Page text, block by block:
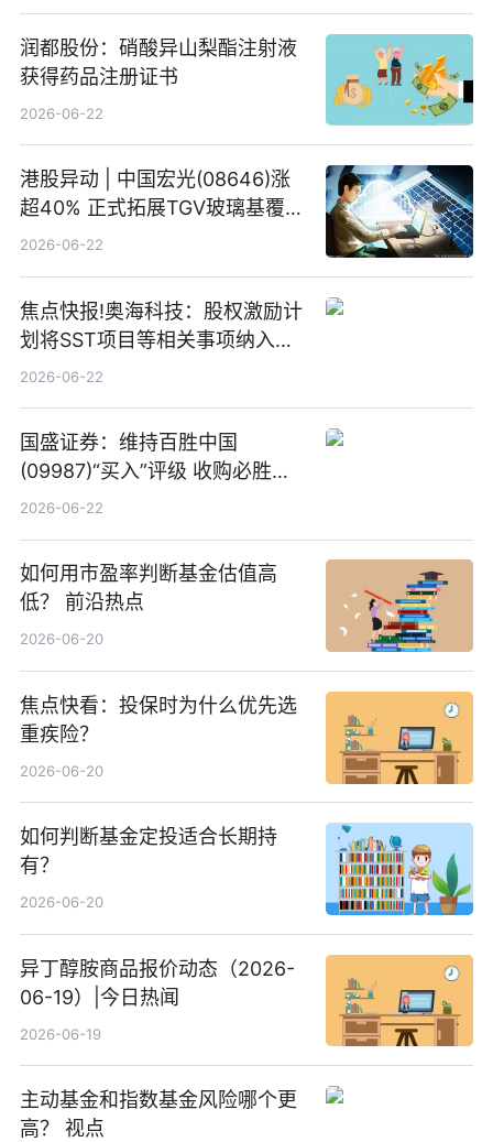
润都股份：硝酸异山梨酯注射液
获得药品注册证书
2026-06-22
港股异动 | 中国宏光(08646)涨
超40% 正式拓展TGV玻璃基覆铜
板新材料业务
2026-06-22
焦点快报!奥海科技：股权激励计
划将SST项目等相关事项纳入专
项业务发展考核指标
2026-06-22
国盛证券：维持百胜中国
(09987)“买入”评级 收购必胜客
中国增厚利润加速成长 信息
2026-06-22
如何用市盈率判断基金估值高
低？ 前沿热点
2026-06-20
焦点快看：投保时为什么优先选
重疾险？
2026-06-20
如何判断基金定投适合长期持
有？
2026-06-20
异丁醇胺商品报价动态（2026-
06-19）|今日热闻
2026-06-19
主动基金和指数基金风险哪个更
高？ 视点